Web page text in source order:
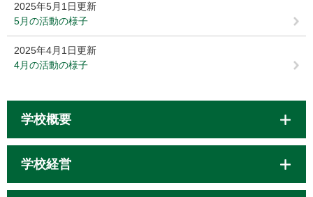
2025年5月1日更新
5月の活動の様子
2025年4月1日更新
4月の活動の様子
学校概要
学校経営